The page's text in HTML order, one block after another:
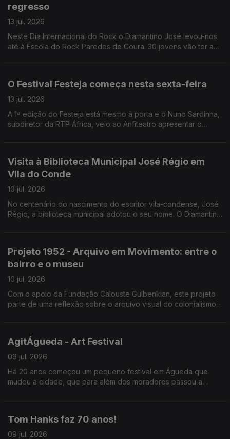
regresso
13 jul. 2026
Neste Dia Internacional do Rock o Diamantino José levou-nos
até à Escola do Rock Paredes de Coura. 30 jovens vão ter a
O Festival Festeja começa nesta sexta-feira
13 jul. 2026
A 1ª edição do Festeja está mesmo à porta e o Nuno Sardinha,
subdiretor da RTP África, veio ao Anfiteatro apresentar o
Visita à Biblioteca Municipal José Régio em
Vila do Conde
10 jul. 2026
No centenário do nascimento do escritor vila-condense, José
Régio, a biblioteca municipal adotou o seu nome. O Diamantino
Projeto 1952 - Arquivo em Movimento: entre o
bairro e o museu
10 jul. 2026
Com o apoio da Fundação Calouste Gulbenkian, este projeto
parte de uma reflexão sobre o arquivo visual do colonialismo
AgitÁgueda - Art Festival
09 jul. 2026
Há 20 anos começou um pequeno festival em Águeda que
mudou a cidade, que para além dos moradores passou a
Tom Hanks faz 70 anos!
09 jul. 2026